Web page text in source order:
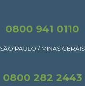
0800 941 0110
SÃO PAULO / MINAS GERAIS
0800 282 2443